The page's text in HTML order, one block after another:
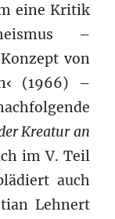
eine Kritik
–
von
(1966) –
Kreatur an
im V. Teil
auch
Lehnert